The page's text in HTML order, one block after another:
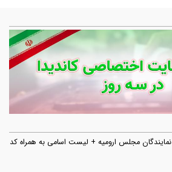
نمایندگان مجلس ارومیه + لیست اسامی به همراه کد